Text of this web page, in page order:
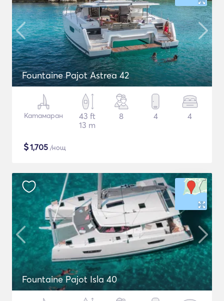
Fountaine Pajot Astrea 42
Катамаран
43 ft
13 m
8 4 4
$1,705 /нощ
Fountaine Pajot Isla 40